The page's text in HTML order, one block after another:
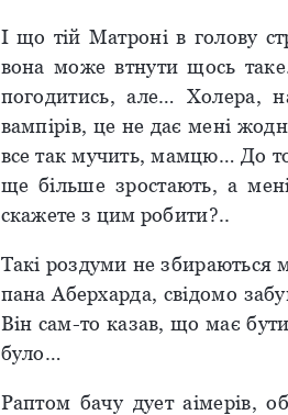
І що тій Матроні в голову
вона може втнути щось
погодитись, але… Холера,
вампірів, це не дає мені
все так мучить, мамцю… До
ще більше зростають, а
скажете з цим робити?..
Такі роздуми не
пана Аберхарда, свідомо
Він сам-то казав, що має
було…
Раптом бачу дует аімерів,